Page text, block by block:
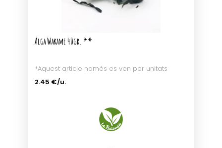
Alga Wakame 40gr. **
*Aquest article només es ven per unitats
2.45 €/u.